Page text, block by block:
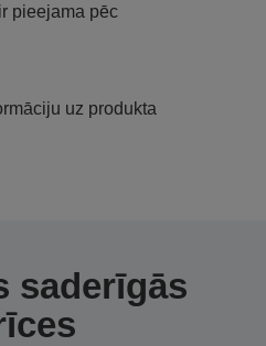
pieejama pēc
uz produkta
saderīgās